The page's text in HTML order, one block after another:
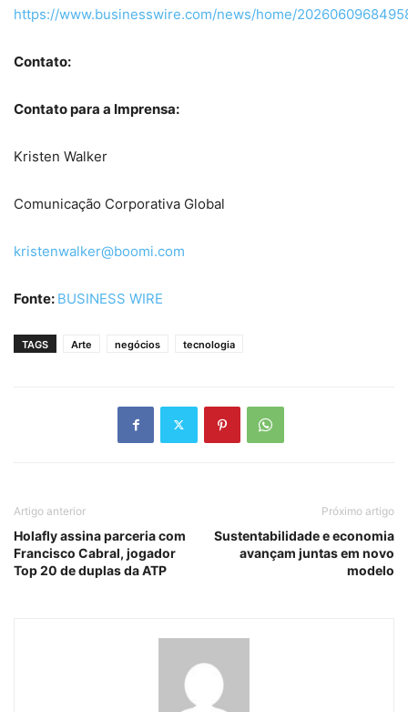
https://www.businesswire.com/news/home/
Contato:
Contato para a Imprensa:
Kristen Walker
Comunicação Corporativa Global
kristenwalker@boomi.com
Fonte: BUSINESS WIRE
TAGS Arte negócios tecnologia
Artigo anterior
Holafly assina parceria com
Francisco Cabral, jogador
Top 20 de duplas da ATP
Próximo artigo
Sustentabilidade e economia
avançam juntas em novo
modelo